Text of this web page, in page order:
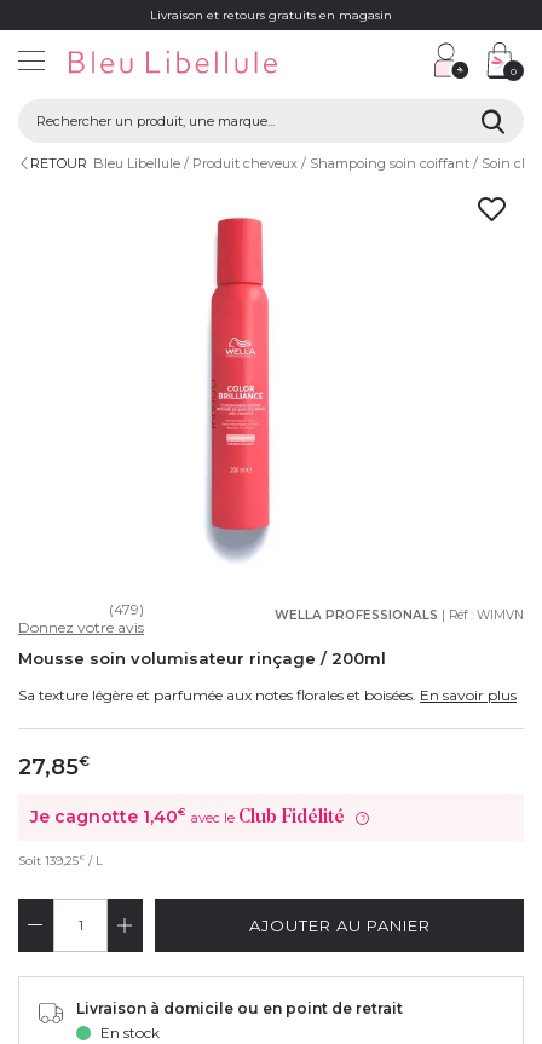
Livraison et retours gratuits en magasin
0
RETOUR Bleu Libellule Produit cheveux Shampoing soin coiffant Soin
WELLA PROFESSIONALS | Réf : WIMVN
(479)
Donnez votre avis
Mousse soin volumisateur rinçage / 200ml
Sa texture légère et parfumée aux notes florales et boisées. En savoir plus
27,85€
Je cagnotte 1,40€ avec le Club Fidélité ?
Soit 139,25€ / L
AJOUTER AU PANIER
Livraison à domicile ou en point de retrait
En stock